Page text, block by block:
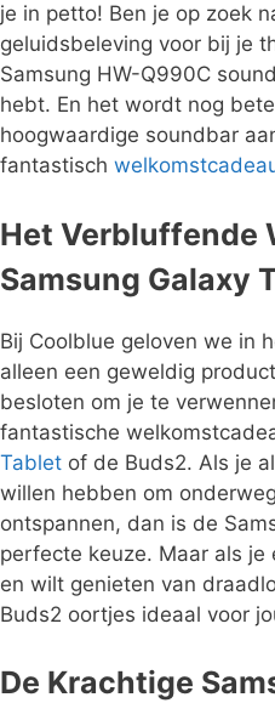
je in petto! Ben je op zoek
geluidsbeleving voor bij je
Samsung HW-Q990C
hebt. En het wordt nog
hoogwaardige soundbar
fantastisch
Het Verbluffende
Samsung Galaxy
Bij Coolblue geloven we in
alleen een geweldig
besloten om je te
fantastische
Tablet of de Buds2. Als je
willen hebben om
ontspannen, dan is de
perfecte keuze. Maar als
en wilt genieten van
Buds2 oortjes ideaal voor
De Krachtige